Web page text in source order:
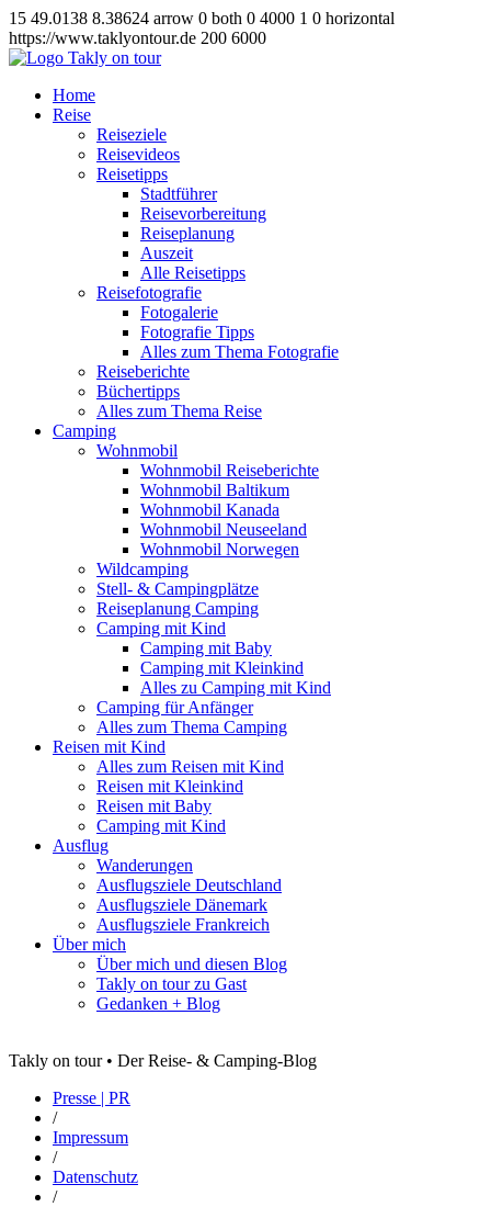
15 49.0138 8.38624 arrow 0 both 0 4000 1 0 horizontal
https://www.taklyontour.de 200 6000
Home
Reise
Reiseziele
Reisevideos
Reisetipps
Stadtführer
Reisevorbereitung
Reiseplanung
Auszeit
Alle Reisetipps
Reisefotografie
Fotogalerie
Fotografie Tipps
Alles zum Thema Fotografie
Reiseberichte
Büchertipps
Alles zum Thema Reise
Camping
Wohnmobil
Wohnmobil Reiseberichte
Wohnmobil Baltikum
Wohnmobil Kanada
Wohnmobil Neuseeland
Wohnmobil Norwegen
Wildcamping
Stell- & Campingplätze
Reiseplanung Camping
Camping mit Kind
Camping mit Baby
Camping mit Kleinkind
Alles zu Camping mit Kind
Camping für Anfänger
Alles zum Thema Camping
Reisen mit Kind
Alles zum Reisen mit Kind
Reisen mit Kleinkind
Reisen mit Baby
Camping mit Kind
Ausflug
Wanderungen
Ausflugsziele Deutschland
Ausflugsziele Dänemark
Ausflugsziele Frankreich
Über mich
Über mich und diesen Blog
Takly on tour zu Gast
Gedanken + Blog
Takly on tour • Der Reise- & Camping-Blog
Presse | PR
/
Impressum
/
Datenschutz
/